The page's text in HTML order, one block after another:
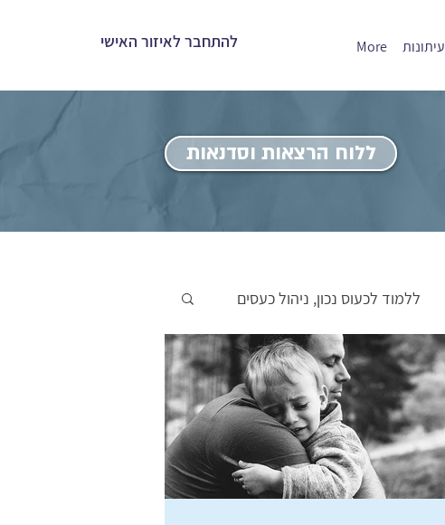
להתחבר לאיזור האישי עיתונות More
ללוח הרצאות וסדנאות
ללמוד לכעוס נכון, ניהול כעסים